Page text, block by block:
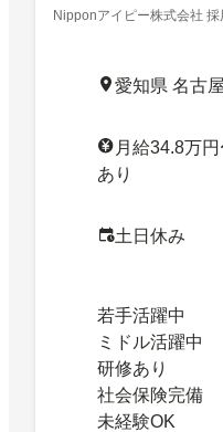
Nipponアイピー株式会社 採
愛知県 名古
月給34.8万
あり
土日休み
若手活躍中
ミドル活躍中
研修あり
社会保険完備
未経験OK